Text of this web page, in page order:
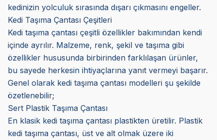
kedinizin yolculuk sırasında dışarı çıkmasını engeller.
Kedi Taşıma Çantası Çeşitleri
Kedi taşıma çantası çeşitli özellikler bakımından kendi
içinde ayrılır. Malzeme, renk, şekil ve taşıma gibi
özellikler hususunda birbirinden farklılaşan ürünler,
bu sayede herkesin ihtiyaçlarına yanıt vermeyi başarır.
Genel olarak kedi taşıma çantası modelleri şu şekilde
özetlenebilir;
Sert Plastik Taşıma Çantası
En klasik kedi taşıma çantası plastikten üretilir. Plastik
kedi taşıma çantası, üst ve alt olmak üzere iki